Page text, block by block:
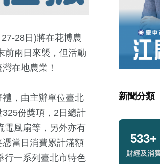
28日)將在花博農
前兩日來襲，但活動
在地農業！
，由主辦單位臺北
份獎項，2日總計
電風扇等，另外亦有
當日消費累計滿額
行一系列臺北市特色
新聞分類
272+
藝文
福建林公信俗文
化專區
533+
財經及消